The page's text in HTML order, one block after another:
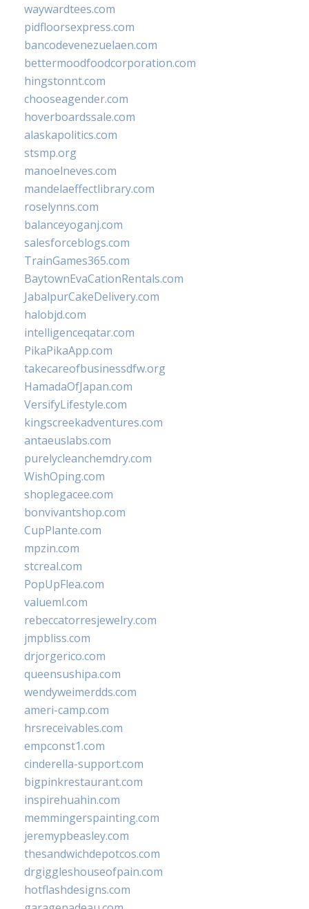
waywardtees.com
pidfloorsexpress.com
bancodevenezuelaen.com
bettermoodfoodcorporation.com
hingstonnt.com
chooseagender.com
hoverboardssale.com
alaskapolitics.com
stsmp.org
manoelneves.com
mandelaeffectlibrary.com
roselynns.com
balanceyoganj.com
salesforceblogs.com
TrainGames365.com
BaytownEvaCationRentals.com
JabalpurCakeDelivery.com
halobjd.com
intelligenceqatar.com
PikaPikaApp.com
takecareofbusinessdfw.org
HamadaOfJapan.com
VersifyLifestyle.com
kingscreekadventures.com
antaeuslabs.com
purelycleanchemdry.com
WishOping.com
shoplegacee.com
bonvivantshop.com
CupPlante.com
mpzin.com
stcreal.com
PopUpFlea.com
valueml.com
rebeccatorresjewelry.com
jmpbliss.com
drjorgerico.com
queensushipa.com
wendyweimerdds.com
ameri-camp.com
hrsreceivables.com
empconst1.com
cinderella-support.com
bigpinkrestaurant.com
inspirehuahin.com
memmingerspainting.com
jeremypbeasley.com
thesandwichdepotcos.com
drgiggleshouseofpain.com
hotflashdesigns.com